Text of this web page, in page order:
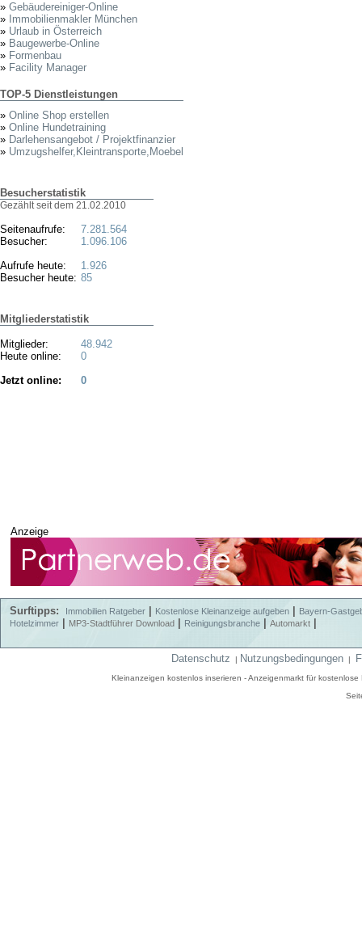
» Gebäudereiniger-Online
» Immobilienmakler München
» Urlaub in Österreich
» Baugewerbe-Online
» Formenbau
» Facility Manager
TOP-5 Dienstleistungen
» Online Shop erstellen
» Online Hundetraining
» Darlehensangebot / Projektfinanzier
» Umzugshelfer,Kleintransporte,Moebel
Besucherstatistik
Gezählt seit dem 21.02.2010
Seitenaufrufe:
Besucher:
Aufrufe heute:
Besucher heute:
7.281.564
1.096.106
1.926
85
Mitgliederstatistik
Mitglieder:
Heute online:
48.942
0
Jetzt online:
0
Anzeige
Surftipps: Immobilien Ratgeber Kostenlose Kleinanzeige aufgeben
Bayern-
Hotelzimmer
MP3-Stadtführer Download Reinigungsbranche Automarkt
Datenschutz | Nutzungsbedingungen |
Kleinanzeigen kostenlos inserieren - Anzeigenmarkt für